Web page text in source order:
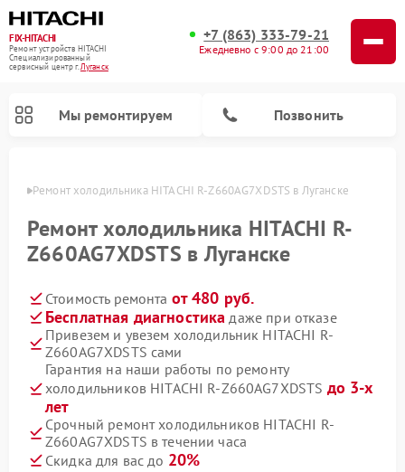
FIX-HITACHI
Ремонт устройств HITACHI
Специализированный
cервисный центр г.Луганск
+7 (863) 333-79-21
Ежедневно с 9:00 до 21:00
Мы ремонтируем Позвонить
Ремонт холодильника HITACHI R-Z660AG7XDSTS в Луганске
Ремонт холодильника HITACHI R-
Z660AG7XDSTS в Луганске
Стоимость ремонта от 480 руб.
Бесплатная диагностика даже при отказе
Привезем и увезем холодильник HITACHI R-
Z660AG7XDSTS сами
Гарантия на наши работы по ремонту
холодильников HITACHI R-Z660AG7XDSTS до 3-х
лет
Срочный ремонт холодильников HITACHI R-
Z660AG7XDSTS в течении часа
Скидка для вас до 20%